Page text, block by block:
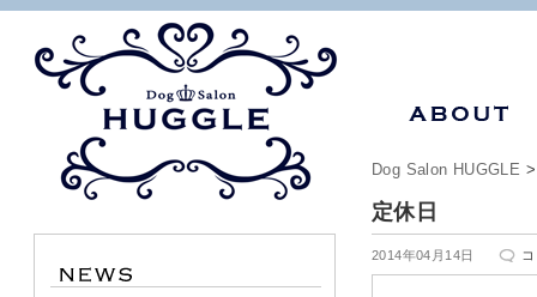
Dog Salon HUGGLE
定休日
2014年04月14日
定
休